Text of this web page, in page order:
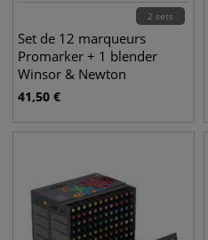
2 sets
Set de 12 marqueurs
Promarker + 1 blender
Winsor & Newton
41,50 €